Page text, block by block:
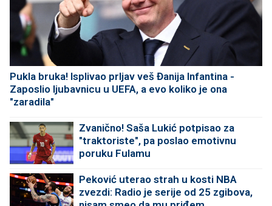
Pukla bruka! Isplivao prljav veš Đanija Infantina -
Zaposlio ljubavnicu u UEFA, a evo koliko je ona
"zaradila"
Zvanično! Saša Lukić potpisao za
"traktoriste", pa poslao emotivnu
poruku Fulamu
Peković uterao strah u kosti NBA
zvezdi: Radio je serije od 25 zgibova,